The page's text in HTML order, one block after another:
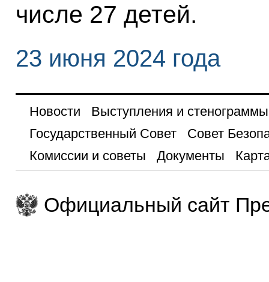
числе 27 детей.
23 июня 2024 года
Новости
Выступления и стенограммы
Государственный Совет
Совет
Комиссии и советы
Документы
Официальный сайт